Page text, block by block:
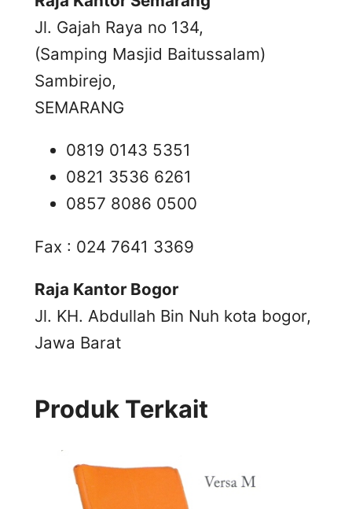
Jl. Gajah Raya no 134,
(Samping Masjid Baitussalam)
Sambirejo,
SEMARANG
0819 0143 5351
0821 3536 6261
0857 8086 0500
Fax : 024 7641 3369
Raja Kantor Bogor
Jl. KH. Abdullah Bin Nuh kota bogor,
Jawa Barat
Produk Terkait